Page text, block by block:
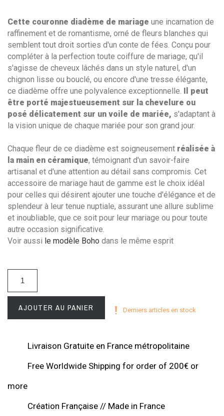
Cette couronne diadème de mariage une incarnation de
raffinement et de romantisme, orné de fleurs blanches qui
semblent tout droit sorties d'un conte de fées. Conçu pour
compléter à la perfection toute coiffure de mariage, qu'il
s'agisse de cheveux lâchés dans un style naturel, d'un
chignon lisse ou bouclé, ou encore d'une tresse élégante,
ce diadème offre une polyvalence exceptionnelle. Il peut
être porté majestueusement sur la chevelure ou
posé délicatement sur un voile de mariée, s'adaptant à
la vision unique de chaque mariée pour son grand jour.
Chaque fleur de ce diadème est soigneusement réalisée à
la main en céramique, témoignant d'un savoir-faire
artisanal et d'une attention au détail sans compromis. Cet
accessoire de mariage haut de gamme est le choix idéal
pour celles qui désirent ajouter une touche d'élégance et de
splendeur à leur tenue nuptiale, assurant une allure sublime
et inoubliable, que ce soit pour leur mariage ou pour toute
autre occasion significative.
Voir aussi le modèle Boho dans le même esprit
AJOUTER AU PANIER Derniers articles en stock
Livraison Gratuite en France métropolitaine
Free Worldwide Shipping for order of 200€ or
more
Création Française // Made in France